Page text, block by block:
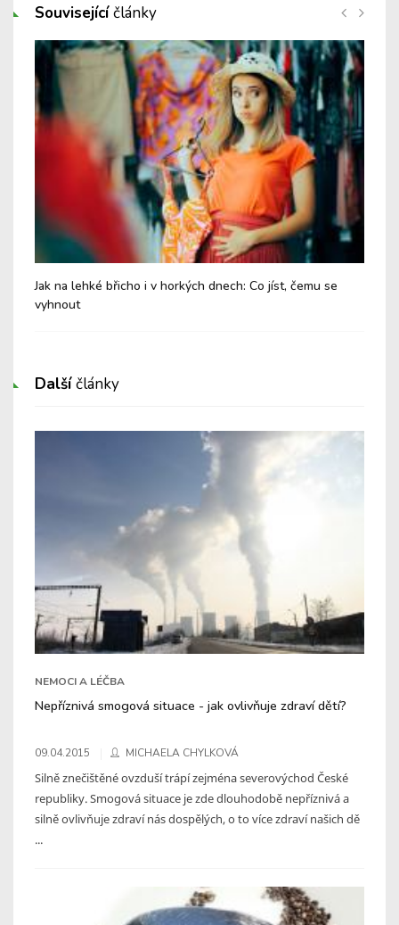
Souvisejícíčlánky
Jak na lehké břicho i v horkých dnech: Co jíst, čemu se
vyhnout
Dalšíčlánky
NEMOCI A LÉČBA
Nepříznivá smogová situace - jak ovlivňuje zdraví dětí?
09.04.2015 MICHAELA CHYLKOVÁ
Silně znečištěné ovzduší trápí zejména severovýchod České
republiky. Smogová situace je zde dlouhodobě nepříznivá a
silně ovlivňuje zdraví nás dospělých, o to více zdraví našich dě
...